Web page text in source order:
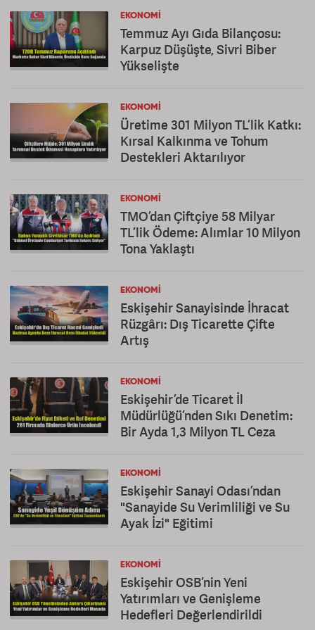
EKONOMI
Temmuz Ayı Gıda Bilançosu:
Karpuz Düşüşte, Sivri Biber
Yükselişte
EKONOMI
Üretime 301 Milyon TL’lik Katkı:
Kırsal Kalkınma ve Tohum
Destekleri Aktarılıyor
EKONOMI
TMO’dan Çiftçiye 58 Milyar
TL’lik Ödeme: Alımlar 10 Milyon
Tona Yaklaştı
EKONOMI
Eskişehir Sanayisinde İhracat
Rüzgârı: Dış Ticarette Çifte
Artış
EKONOMI
Eskişehir’de Ticaret İl
Müdürlüğü’nden Sıkı Denetim:
Bir Ayda 1,3 Milyon TL Ceza
EKONOMI
Eskişehir Sanayi Odası’ndan
"Sanayide Su Verimliliği ve Su
Ayak İzi" Eğitimi
EKONOMI
Eskişehir OSB’nin Yeni
Yatırımları ve Genişleme
Hedefleri Değerlendirildi